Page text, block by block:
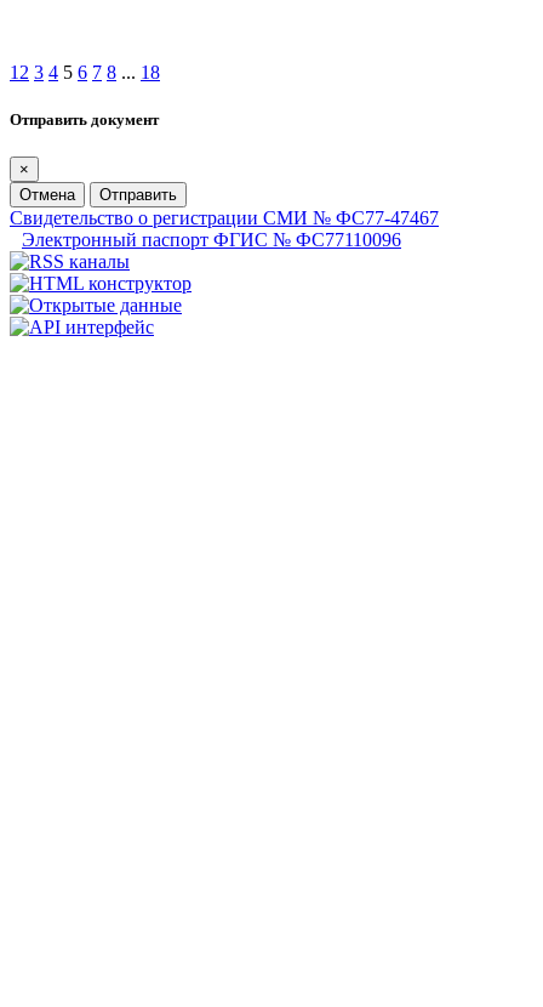
1 2 3 4 5 6 7 8 ... 18
Отправить документ
×
Отмена
Отправить
Свидетельство о регистрации СМИ № ФС77-47467
Электронный паспорт ФГИС № ФС77110096